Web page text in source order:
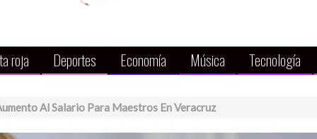
roja Deportes Economía Música Tecnología
Al Salario Para Maestros En Veracruz